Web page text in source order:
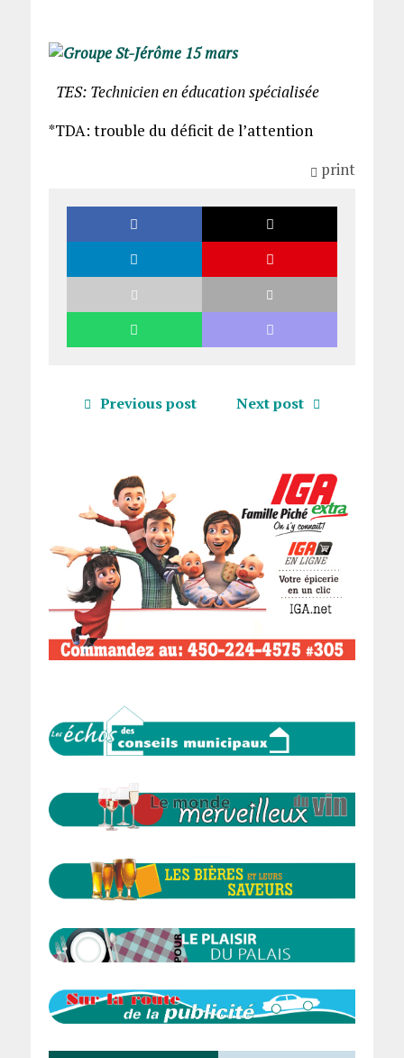
TES: Technicien en éducation spécialisée
*TDA: trouble du déficit de l’attention
print
Previous post Next post